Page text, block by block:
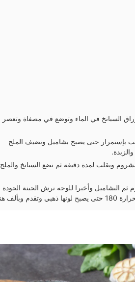
السبانخ في الماء وتوضع في مصفاة وتعصر
بإستمرار حتى يصبح بشاميل ونضيف الملح
ويقلب لمدة دقيقة ثم نضع السبانخ والملح
البشاميل وأخيرا للوجه نرش الجبنة الجودة
هنا.